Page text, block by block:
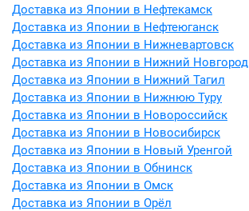
Доставка из Японии в Нефтекамск
Доставка из Японии в Нефтеюганск
Доставка из Японии в Нижневартовск
Доставка из Японии в Нижний Новгород
Доставка из Японии в Нижний Тагил
Доставка из Японии в Нижнюю Туру
Доставка из Японии в Новороссийск
Доставка из Японии в Новосибирск
Доставка из Японии в Новый Уренгой
Доставка из Японии в Обнинск
Доставка из Японии в Омск
Доставка из Японии в Орёл